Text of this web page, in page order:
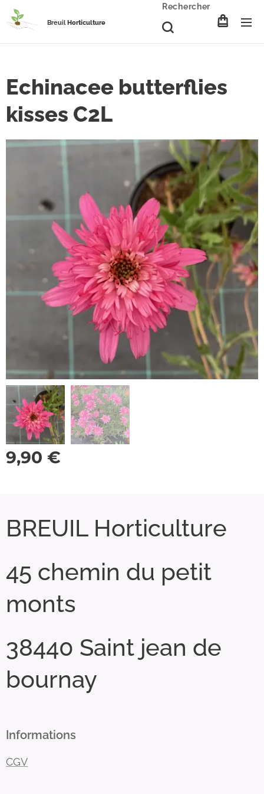
BreuilHorticulture
Rechercher
Echinacee butterflies
kisses C2L
9,90 €
BREUIL Horticulture
45 chemin du petit
monts
38440 Saint jean de
bournay
Informations
CGV